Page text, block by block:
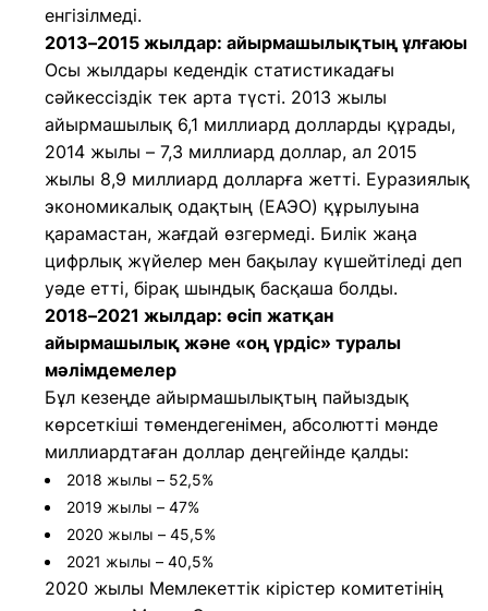
енгізілмеді.
2013–2015 жылдар: айырмашылықтың ұлғаюы
Осы жылдары кедендік статистикадағы
сәйкессіздік тек арта түсті. 2013 жылы
айырмашылық 6,1 миллиард долларды құрады,
2014 жылы – 7,3 миллиард доллар, ал 2015
жылы 8,9 миллиард долларға жетті. Еуразиялық
экономикалық одақтың (ЕАЭО) құрылуына
қарамастан, жағдай өзгермеді. Билік жаңа
цифрлық жүйелер мен бақылау күшейтіледі деп
уәде етті, бірақ шындық басқаша болды.
2018–2021 жылдар: өсіп жатқан
айырмашылық және «оң үрдіс» туралы
мәлімдемелер
Бұл кезеңде айырмашылықтың пайыздық
көрсеткіші төмендегенімен, абсолютті мәнде
миллиардтаған доллар деңгейінде қалды:
2018 жылы – 52,5%
2019 жылы – 47%
2020 жылы – 45,5%
2021 жылы – 40,5%
2020 жылы Мемлекеттік кірістер комитетінің